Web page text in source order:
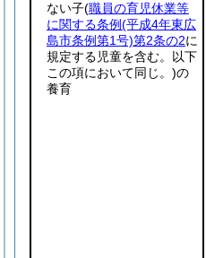
ない子(職員の育児休業等
に関する条例(平成4年東広
島市条例第1号)第2条の2に
規定する児童を含む。以下
この項において同じ。)の
養育